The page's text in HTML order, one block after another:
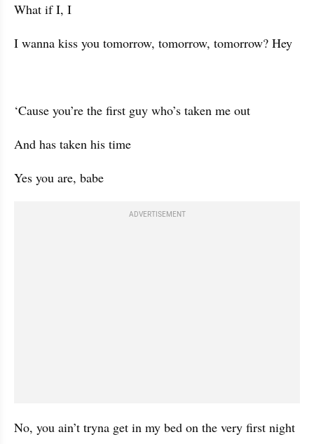
What if I, I
I wanna kiss you tomorrow, tomorrow, tomorrow? Hey
‘Cause you’re the first guy who’s taken me out
And has taken his time
Yes you are, babe
ADVERTISEMENT
No, you ain’t tryna get in my bed on the very first night